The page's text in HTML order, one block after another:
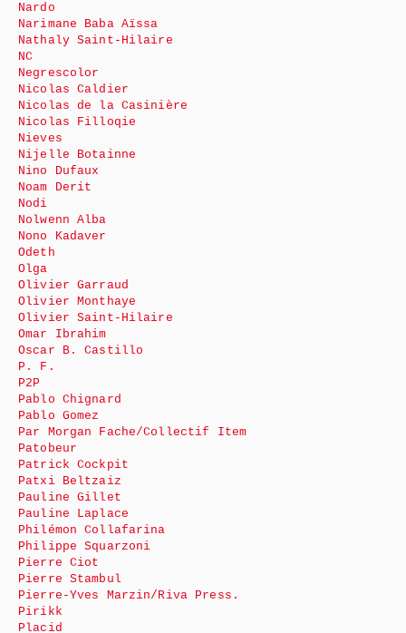
Nardo
Narimane Baba Aïssa
Nathaly Saint-Hilaire
NC
Negrescolor
Nicolas Caldier
Nicolas de la Casinière
Nicolas Filloqie
Nieves
Nijelle Botainne
Nino Dufaux
Noam Derit
Nodi
Nolwenn Alba
Nono Kadaver
Odeth
Olga
Olivier Garraud
Olivier Monthaye
Olivier Saint-Hilaire
Omar Ibrahim
Oscar B. Castillo
P. F.
P2P
Pablo Chignard
Pablo Gomez
Par Morgan Fache/Collectif Item
Patobeur
Patrick Cockpit
Patxi Beltzaiz
Pauline Gillet
Pauline Laplace
Philémon Collafarina
Philippe Squarzoni
Pierre Ciot
Pierre Stambul
Pierre-Yves Marzin/Riva Press.
Pirikk
Placid